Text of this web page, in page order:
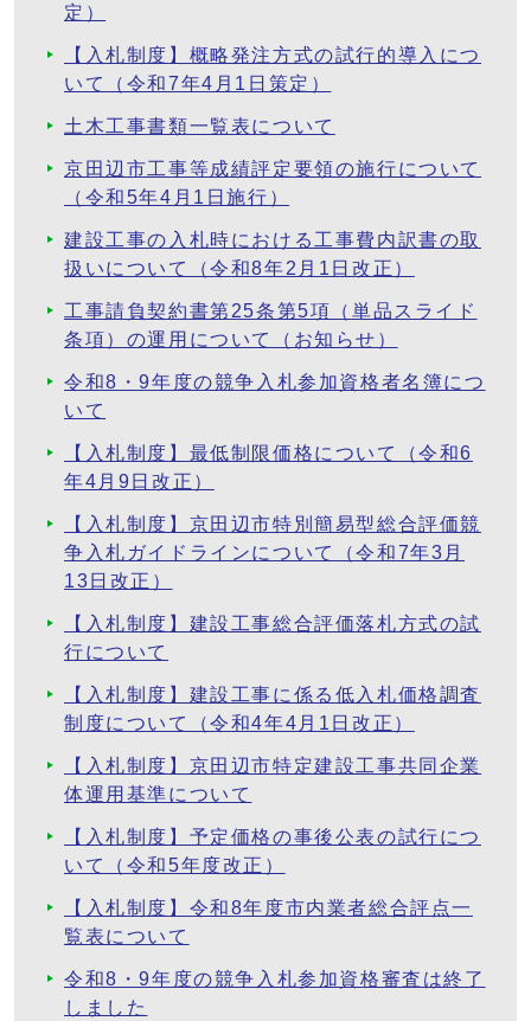
定）
【入札制度】概略発注方式の試行的導入につ
いて（令和7年4月1日策定）
土木工事書類一覧表について
京田辺市工事等成績評定要領の施行について
（令和5年4月1日施行）
建設工事の入札時における工事費内訳書の取
扱いについて（令和8年2月1日改正）
工事請負契約書第25条第5項（単品スライド
条項）の運用について（お知らせ）
令和8・9年度の競争入札参加資格者名簿につ
いて
【入札制度】最低制限価格について（令和6
年4月9日改正）
【入札制度】京田辺市特別簡易型総合評価競
争入札ガイドラインについて（令和7年3月
13日改正）
【入札制度】建設工事総合評価落札方式の試
行について
【入札制度】建設工事に係る低入札価格調査
制度について（令和4年4月1日改正）
【入札制度】京田辺市特定建設工事共同企業
体運用基準について
【入札制度】予定価格の事後公表の試行につ
いて（令和5年度改正）
【入札制度】令和8年度市内業者総合評点一
覧表について
令和8・9年度の競争入札参加資格審査は終了
しました